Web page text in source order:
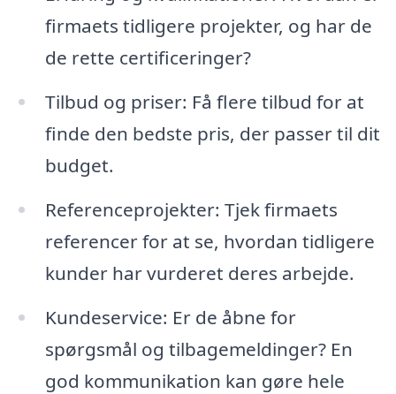
firmaets tidligere projekter, og har de
de rette certificeringer?
Tilbud og priser: Få flere tilbud for at
finde den bedste pris, der passer til dit
budget.
Referenceprojekter: Tjek firmaets
referencer for at se, hvordan tidligere
kunder har vurderet deres arbejde.
Kundeservice: Er de åbne for
spørgsmål og tilbagemeldinger? En
god kommunikation kan gøre hele